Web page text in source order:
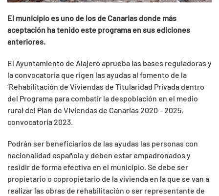
El municipio es uno de los de Canarias donde más
aceptación ha tenido este programa en sus ediciones
anteriores.
El Ayuntamiento de Alajeró aprueba las bases reguladoras y
la convocatoria que rigen las ayudas al fomento de la
‘Rehabilitación de Viviendas de Titularidad Privada dentro
del Programa para combatir la despoblación en el medio
rural del Plan de Viviendas de Canarias 2020 – 2025,
convocatoria 2023.
Podrán ser beneficiarios de las ayudas las personas con
nacionalidad española y deben estar empadronados y
residir de forma efectiva en el municipio. Se debe ser
propietario o copropietario de la vivienda en la que se van a
realizar las obras de rehabilitación o ser representante de